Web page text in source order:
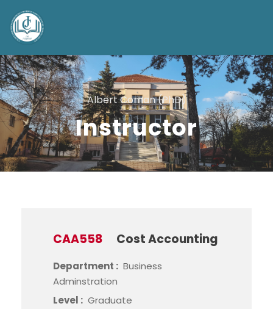
Albert Coman (PhD)
Instructor
CAA558 Cost Accounting
Department : Business
Adminstration
Level : Graduate